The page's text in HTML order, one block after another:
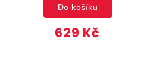
629 Kč
Do košíku